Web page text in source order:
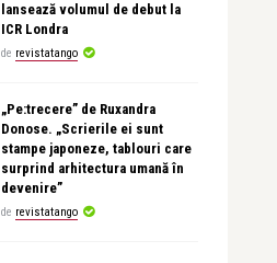
lansează volumul de debut la
ICR Londra
de revistatango
„Pe:trecere” de Ruxandra
Donose. „Scrierile ei sunt
stampe japoneze, tablouri care
surprind arhitectura umană în
devenire”
de revistatango